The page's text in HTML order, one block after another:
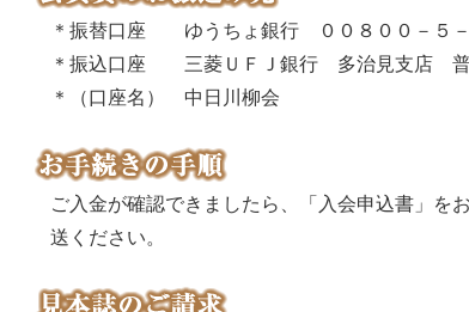
＊振替口座 ゆうちょ銀行 ００８００－５－
＊振込口座 三菱ＵＦＪ銀行 多治見支店 普
＊（口座名） 中日川柳会
ご入金が確認できましたら、「入会申込書」を
送ください。